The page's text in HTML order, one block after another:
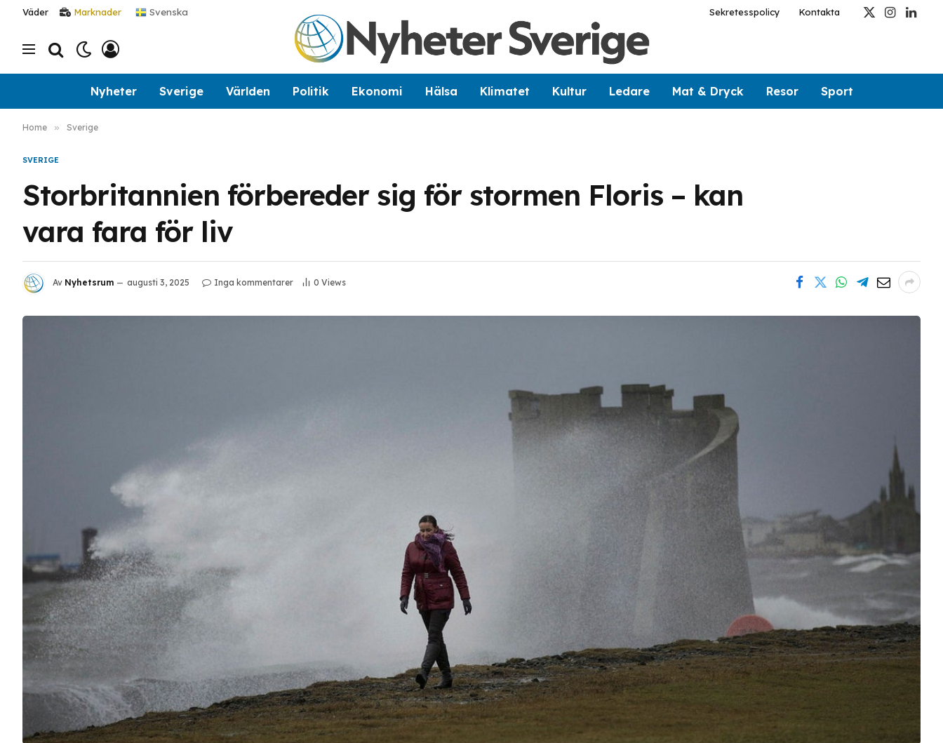
Väder Marknader Svenska Sekretesspolicy Kontakta
X
Instagram
Nyheter Sverige Världen Politik Ekonomi Hälsa Klimatet Kultur Ledare Mat & Dryck Resor Sport
Home » Sverige
SVERIGE
Storbritannien förbereder sig för stormen Floris – kan
vara fara för liv
Av Nyhetsrum augusti 3, 2025 Inga kommentarer 0 Views